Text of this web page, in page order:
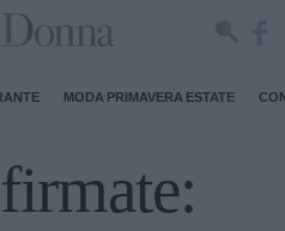
MODA PRIMAVERA ESTATE